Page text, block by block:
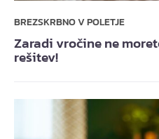
BREZSKRBNO V POLETJE
Zaradi vročine ne
rešitev!